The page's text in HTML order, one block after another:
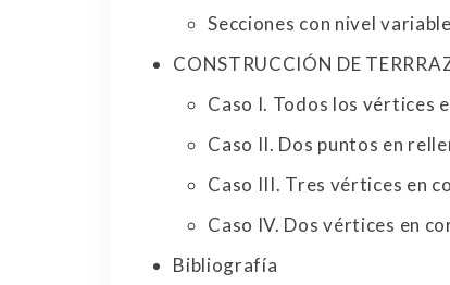
Secciones con nivel
CONSTRUCCIÓN DE
Caso I. Todos los vértices
Caso II. Dos puntos en
Caso III. Tres vértices en
Caso IV. Dos vértices en
Bibliografía